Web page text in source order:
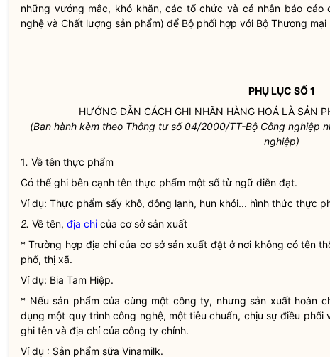
những vướng mắc, khó khăn, các tổ chức và cá nhân báo cáo
nghệ và Chất lượng sản phẩm) để Bộ phối hợp với Bộ Thương
PHỤ LỤC SỐ 1
HƯỚNG DẪN CÁCH GHI NHÃN HÀNG HOÁ LÀ SẢN
(Ban hành kèm theo Thông tư số 04/2000/TT-Bộ Công nghiệp
nghiệp)
1. Về tên thực phẩm
Có thể ghi bên cạnh tên thực phẩm một số từ ngữ diễn đạt.
Ví dụ: Thực phẩm sấy khô, đông lạnh, hun khói... hình thức thực
2. Về tên, địa chỉcủa cơ sở sản xuất
* Trường hợp địa chỉcủa cơ sở sản xuất đặt ở nơi không có tên
phố, thị xã.
Ví dụ: Bia Tam Hiệp.
* Nếu sản phẩm của cùng một công ty, nhưng sản xuất hoàn
dụng một quy trình công nghệ, một tiêu chuẩn, chịu sự điều
ghi tên và địa chỉcủa công ty chính.
Ví dụ : Sản phẩm sữa Vinamilk.